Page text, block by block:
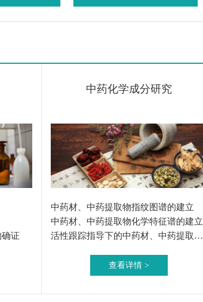
证
中药化学成分研究
中药材、中药提取物指纹图谱的建立
中药材、中药提取物化学特征谱的建立
活性跟踪指导下的中药材、中药提取物
查看详情 >